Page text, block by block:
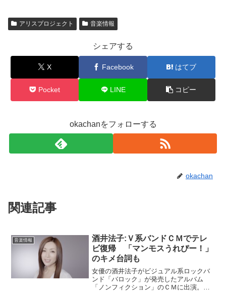
アリスプロジェクト 音楽情報
シェアする
X Facebook はてブ
Pocket LINE コピー
okachanをフォローする
okachan
関連記事
音楽情報
酒井法子:Ｖ系バンドＣＭでテレ
ビ復帰 「マンモスうれぴー！」
のキメ台詞も
女優の酒井法子がビジュアル系ロックバ
ンド「バロック」が発売したアルバム
「ノンフィクション」のＣＭに出演。ア